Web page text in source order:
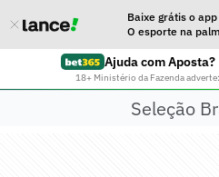
Baixe grátis o
O esporte na
Ajuda com Aposta?
18+ Ministério da Fazenda
Seleção